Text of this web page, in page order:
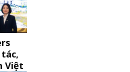
Việt